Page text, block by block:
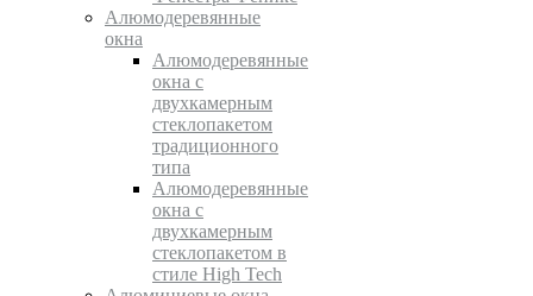
Алюмодеревянные
окна
Алюмодеревянные
окна с
двухкамерным
стеклопакетом
традиционного
типа
Алюмодеревянные
окна с
двухкамерным
стеклопакетом в
стиле High Tech